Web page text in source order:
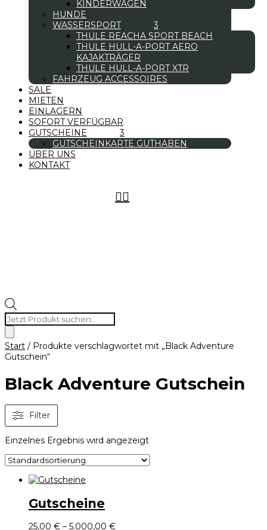
KINDERWAGEN
HUNDE
WASSERSPORT
THULE REACHA SPORT BEACH
THULE HULL-A-PORT AERO
KAJAKTRÄGER
THULE HULL-A-PORT XTR
FAHRZEUG ACCESSOIRES
SALE
MIETEN
EINLAGERN
SOFORT VERFÜGBAR
GUTSCHEINE
GUTSCHEINKARTE GUTHABEN
ÜBER UNS
KONTAKT
Products
search

Start / Produkte verschlagwortet mit „Black Adventure
Gutschein“
Black Adventure Gutschein
Filter
Einzelnes Ergebnis wird angezeigt
Gutscheine
25,00 € – 5.000,00 €